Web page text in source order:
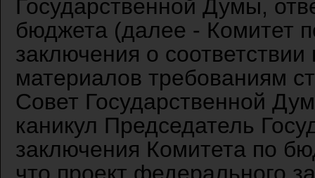
Государственной Думы,
бюджета (далее - Комитет
заключения о
материалов требованиям
Совет Государственной
каникул Председатель
заключения Комитета по